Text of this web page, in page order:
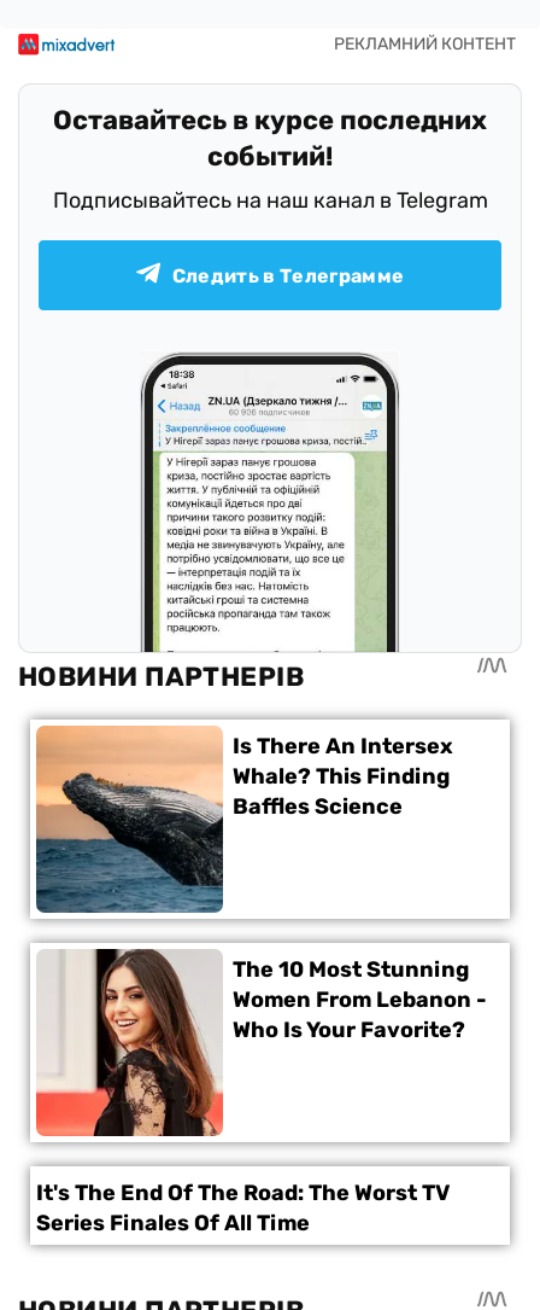
Оставайтесь в курсе последних
событий!
Подписывайтесь на наш канал в Telegram
Следить в Телеграмме